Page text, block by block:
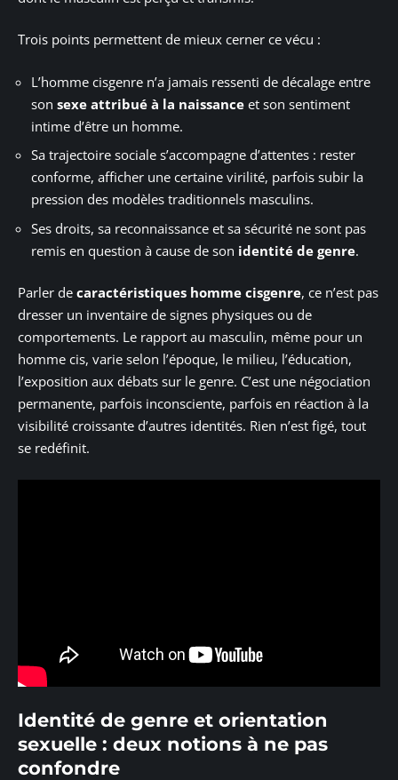
Trois points permettent de mieux cerner ce vécu :
L’homme cisgenre n’a jamais ressenti de décalage entre
son sexe attribué à la naissance et son sentiment
intime d’être un homme.
Sa trajectoire sociale s’accompagne d’attentes : rester
conforme, afficher une certaine virilité, parfois subir la
pression des modèles traditionnels masculins.
Ses droits, sa reconnaissance et sa sécurité ne sont pas
remis en question à cause de son identité de genre.
Parler de caractéristiques homme cisgenre, ce n’est pas
dresser un inventaire de signes physiques ou de
comportements. Le rapport au masculin, même pour un
homme cis, varie selon l’époque, le milieu, l’éducation,
l’exposition aux débats sur le genre. C’est une négociation
permanente, parfois inconsciente, parfois en réaction à la
visibilité croissante d’autres identités. Rien n’est figé, tout
se redéfinit.
Identité de genre et orientation
sexuelle : deux notions à ne pas
confondre